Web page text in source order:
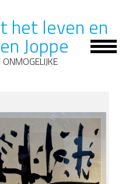
het leven en
Joppe